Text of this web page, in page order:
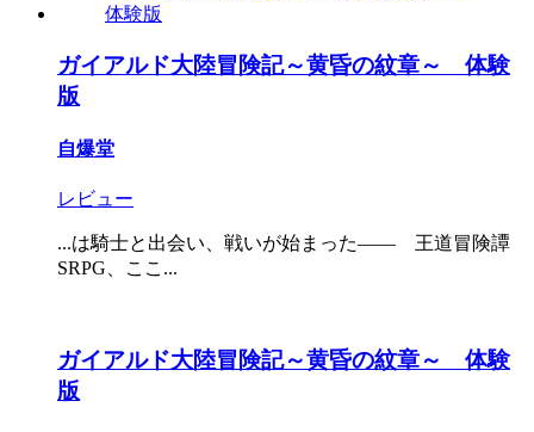
ガイアルド大陸冒険記～黄昏の紋章～ 体験
版
自爆堂
レビュー
...は騎士と出会い、戦いが始まった―― 王道冒険譚
SRPG、ここ...
ガイアルド大陸冒険記～黄昏の紋章～ 体験
版